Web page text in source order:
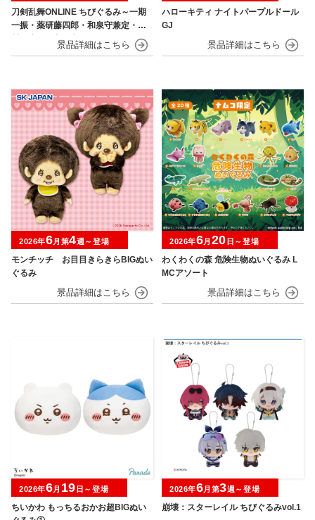
刀剣乱舞ONLINE ちびぐるみ～一期
一振・薬研藤四郎・和泉守兼定・堀
川国広・鶴丸国永～
ハローキティ ナイトパープルドール
GJ
モンチッチ お目目きらきらBIGぬい
ぐるみ
2026年6月第4週～登場
わくわくの森 危険生物ぬいぐるみ L
MCアソート
2026年6月 20 日～登場
ちいかわ もっちるおかお超BIGぬい
2026年6月 19 日～登場
崩壊：スターレイル ちびぐるみvol.1
2026年6月第3週～登場